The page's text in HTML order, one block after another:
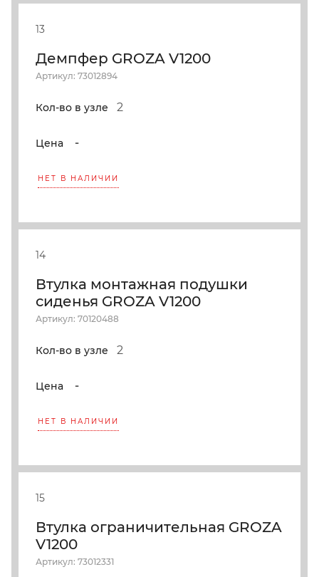
13
Демпфер GROZA V1200
Артикул: 73012894
Кол-во в узле 2
Цена -
НЕТ В НАЛИЧИИ
14
Втулка монтажная подушки
сиденья GROZA V1200
Артикул: 70120488
Кол-во в узле 2
Цена -
НЕТ В НАЛИЧИИ
15
Втулка ограничительная GROZA
V1200
Артикул: 73012331